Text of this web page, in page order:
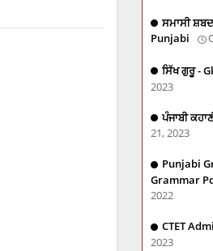
ਸਮਾਸੀ
Punjabi
ਸਿੱਖ ਗੁਰੂ -
2023
ਪੰਜਾਬੀ
21, 2023
Punjabi
Grammar
2022
CTET
2023